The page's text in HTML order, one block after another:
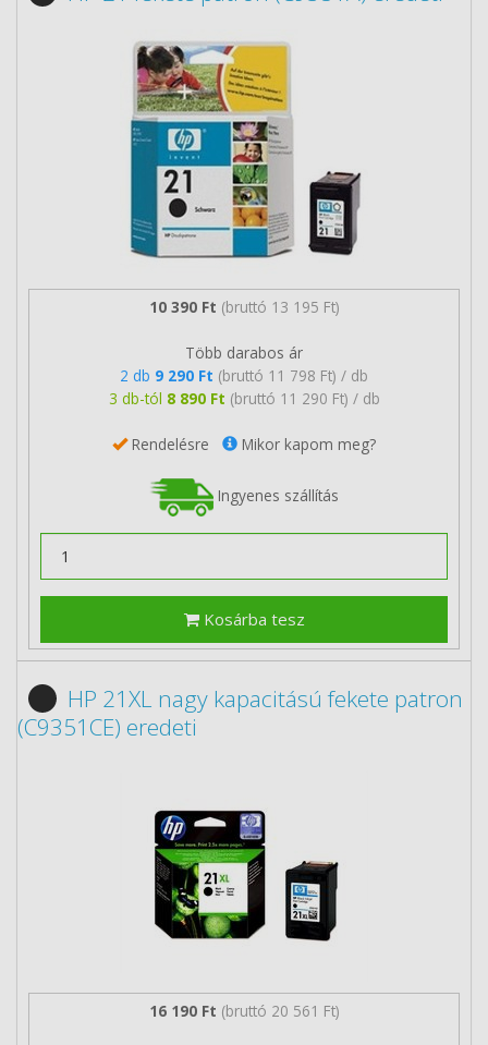
10 390 Ft (bruttó 13 195 Ft)
Több darabos ár
2 db 9 290 Ft (bruttó 11 798 Ft) / db
3 db-tól 8 890 Ft (bruttó 11 290 Ft) / db
Rendelésre Mikor kapom meg?
Ingyenes szállítás
Kosárba tesz
HP 21XL nagy kapacitású fekete patron
(C9351CE) eredeti
16 190 Ft (bruttó 20 561 Ft)